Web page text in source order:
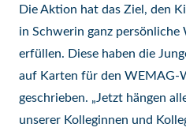
Die Aktion hat das Ziel, den
in Schwerin ganz persönliche
erfüllen. Diese haben die
auf Karten für den WEMAG-
geschrieben. „Jetzt hängen
unserer Kolleginnen und